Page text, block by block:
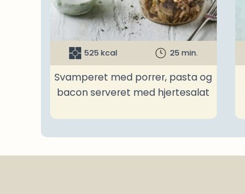
525 kcal 25 min.
Svamperet med porrer, pasta og
bacon serveret med hjertesalat